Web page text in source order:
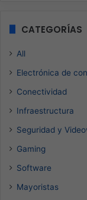
CATEGORÍAS
All
Electrónica de
Conectividad
Infraestructura
Seguridad y
Gaming
Software
Mayoristas